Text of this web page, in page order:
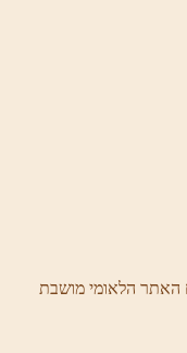
האתר הלאומי מושבת